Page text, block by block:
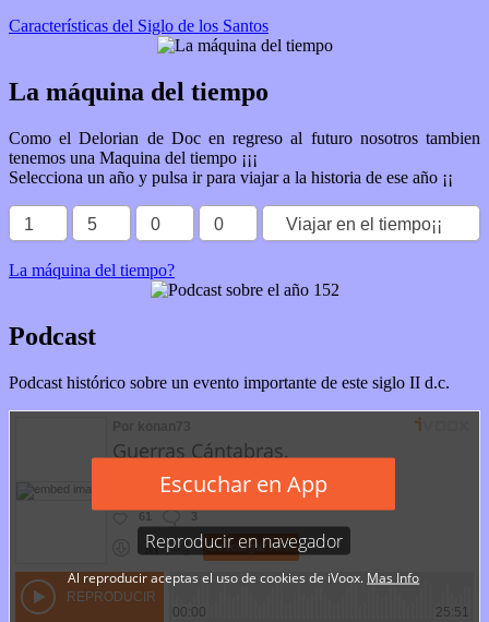
Características del Siglo de los Santos
La máquina del tiempo
Como el Delorian de Doc en regreso al futuro nosotros tambien
tenemos una Maquina del tiempo ¡¡¡
Selecciona un año y pulsa ir para viajar a la historia de ese año ¡¡
La máquina del tiempo?
Podcast
Podcast histórico sobre un evento importante de este siglo II d.c.